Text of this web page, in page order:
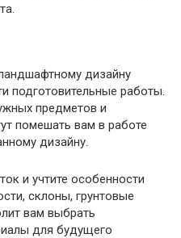
дизайну
подготовительные работы.
предметов и
помешать вам в работе
дизайну.
и учтите особенности
склоны, грунтовые
вам выбрать
для будущего